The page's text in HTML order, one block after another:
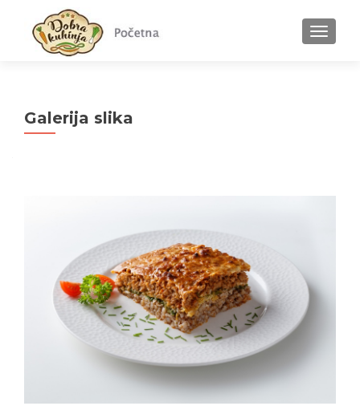
MENU
Galerija slika